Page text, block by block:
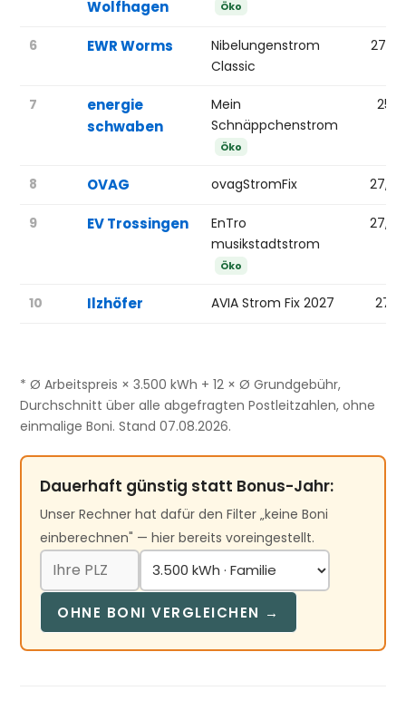
Wolfhagen Öko
6 EWR Worms
Nibelungenstrom
Classic
7
energie
schwaben
Mein
Schnäppchenstrom
Öko
8 OVAG ovagStromFix
9 EV Trossingen
EnTro
musikstadtstrom
Öko
10 Ilzhöfer AVIA Strom Fix 2027
* Ø Arbeitspreis × 3.500 kWh + 12 × Ø Grundgebühr,
Durchschnitt über alle abgefragten Postleitzahlen, ohne
einmalige Boni. Stand 07.08.2026.
Dauerhaft günstig statt Bonus-Jahr:
Unser Rechner hat dafür den Filter „keine Boni
einberechnen" — hier bereits voreingestellt.
OHNE BONI VERGLEICHEN →